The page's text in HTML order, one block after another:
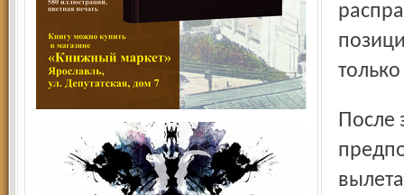
После этого поражения «Шинник» опустился на